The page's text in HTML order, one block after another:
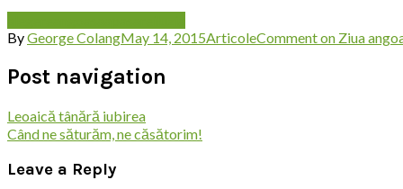
ByGeorge ColangMay 14, 2015ArticoleCommenton Ziua
Post navigation
Leoaică tânără iubirea
Când ne săturăm, ne căsătorim!
Leave a Reply